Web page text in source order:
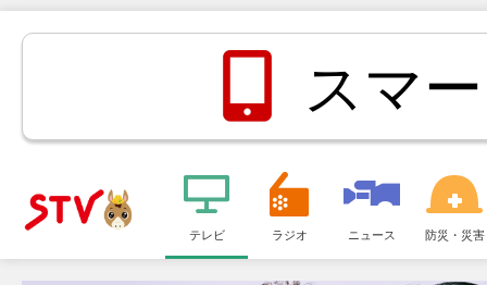
ＳＴＶ札
スマ
メ
ュ
テレビ ラジオ ニュース 防災・災害